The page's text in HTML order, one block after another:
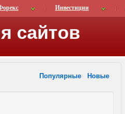
Инвестиции
сайтов
Популярные Новые